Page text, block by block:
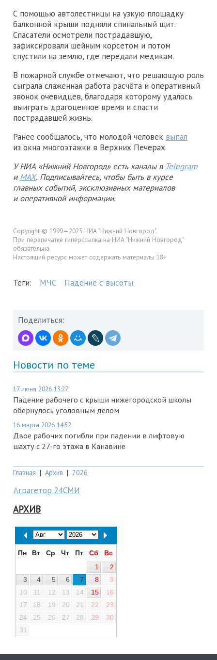
С помощью автолестницы на узкую площадку
балконной крыши подняли спинальный щит.
Спасатели осмотрели пострадавшую,
зафиксировали шейным корсетом и потом
спустили на землю, где передали медикам.
В пожарной службе отмечают, что решающую роль
сыграла слаженная работа расчёта и оперативный
звонок очевидцев, благодаря которому удалось
выиграть драгоценное время и спасти
пострадавшей жизнь.
Ранее сообщалось, что молодой человек выпал
из окна многоэтажки в Верхних Печерах.
У НИА «Нижний Новгород» есть каналы в Telegram
и MAX. Подписывайтесь, чтобы быть в курсе
главных событий, эксклюзивных материалов
и оперативной информации.
Copyright © 1999—2025 НИА "Нижний Новгород".
При перепечатке гиперссылка на НИА "Нижний Новгород"
обязательна.
Настоящий ресурс может содержать материалы 18+
Теги: МЧС Падение с высоты
Поделиться:
Новости по теме
17 июня 2026 13:27
Падение рабочего с крыши нижегородской школы
обернулось уголовным делом
16 марта 2026 14:52
Двое рабочих погибли при падении в лифтовую
шахту с 27-го этажа в Канавине
Главная | Архив | 2026
Аграгетор 24СМИ
АРХИВ
Пн Вт Ср Чт Пт Сб
Вс
1
2
3
4 5 6 7 8
9
10
11 12 13 14 15
16
17
18 19 20 21 22
23
24
25 26 27 28 29
30
31